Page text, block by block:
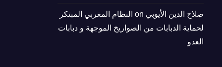
صلاح الدين الأيوبي
النظام المغربي المبتكر
لحماية الدبابات من الصواريخ الموجهة و دبابات
العدو